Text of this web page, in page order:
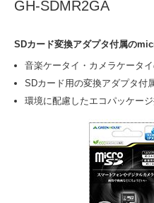
GH-SDMR2GA
SDカード変換アダプタ付属の
音楽ケータイ・カメラケータイ
SDカード用の変換アダプタ付
環境に配慮したエコパッケージ